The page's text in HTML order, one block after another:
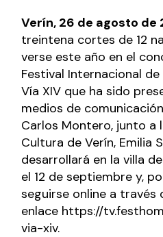
Verín, 26 de agosto de
treintena cortes de 12
verse este año en el
Festival Internacional
Vía XIV que ha sido
medios de
Carlos Montero, junto a
Cultura de Verín, Emilia
desarrollará en la villa
el 12 de septiembre y,
seguirse online a través
enlace https://
via-xiv.